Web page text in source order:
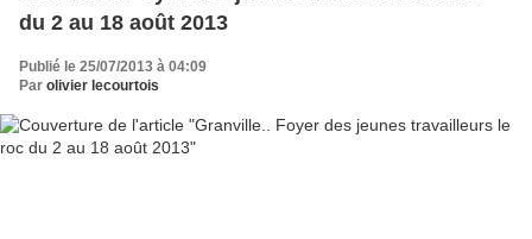
du 2 au 18 août 2013
Publié le 25/07/2013 à 04:09
Par olivier lecourtois